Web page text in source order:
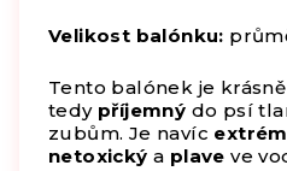
Velikost balónku:
Tento balónek je krásně
tedy příjemný do psí
zubům. Je navíc
netoxickýa plave ve